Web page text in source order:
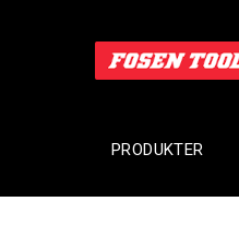
PRODUKTER